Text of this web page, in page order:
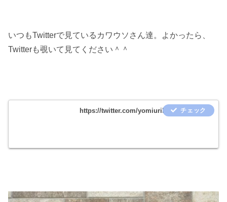
いつもTwitterで見ているカワウソさん達。よかったら、
Twitterも覗いて見てください＾＾
https://twitter.com/yomiuriland_ani